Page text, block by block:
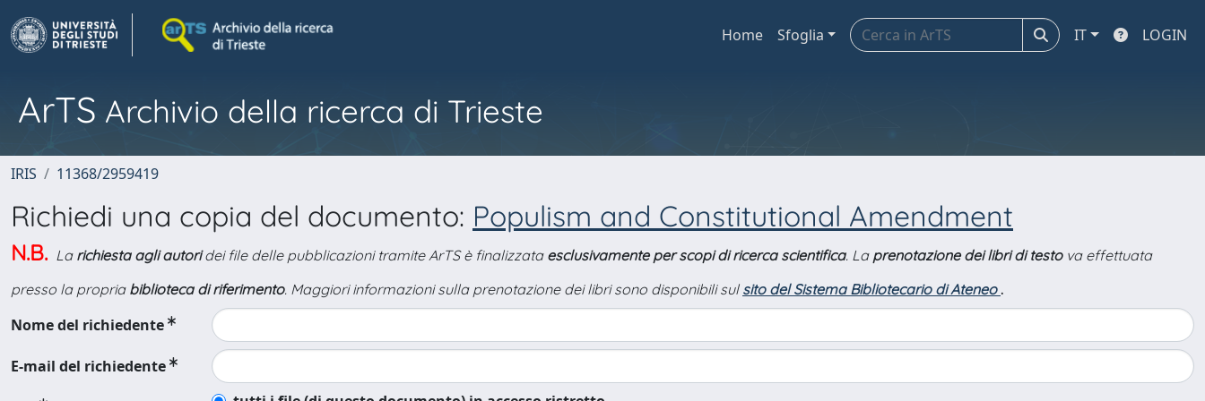
Home Sfoglia IT LOGIN
ArTS Archivio della ricerca di Trieste
IRIS 11368/2959419
Richiedi una copia del documento: Populism and Constitutional Amendment
N.B. La richiesta agli autoridei file delle pubblicazioni tramite ArTS è finalizzata esclusivamente per scopi di ricerca scientifica. La prenotazione dei libri di testova effettuata
presso la propria biblioteca di riferimento. Maggiori informazioni sulla prenotazione dei libri sono disponibili sul sito del Sistema Bibliotecario di Ateneo .
Nome del richiedente
E-mail del richiedente